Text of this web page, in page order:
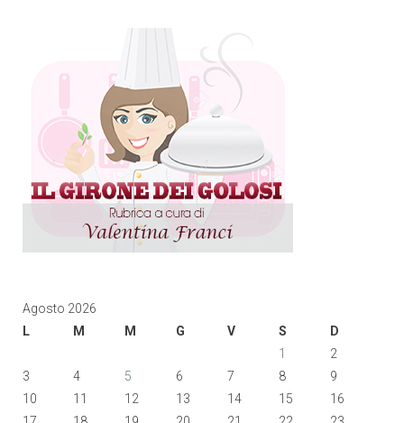
Agosto 2026
L
M M G V S
D
1
2
3
4 5 6 7 8
9
10
11 12 13 14 15
16